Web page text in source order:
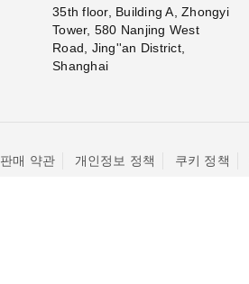
35th floor, Building A, Zhongyi
Tower, 580 Nanjing West
Road, Jing''an District,
Shanghai
판매 약관 개인정보 정책 쿠키 정책